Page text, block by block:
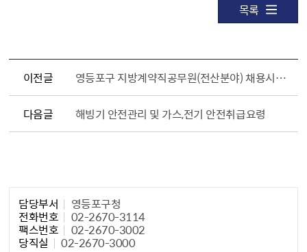
목록
이전글 영등포구 지방계약직공무원(전산분야) 채용시험 시행계획 공고
다음글 해빙기 안전관리 및 가스,전기 안전취급요령
담당부서 영등포구청
전화번호 02-2670-3114
팩스번호 02-2670-3002
당직실 02-2670-3000